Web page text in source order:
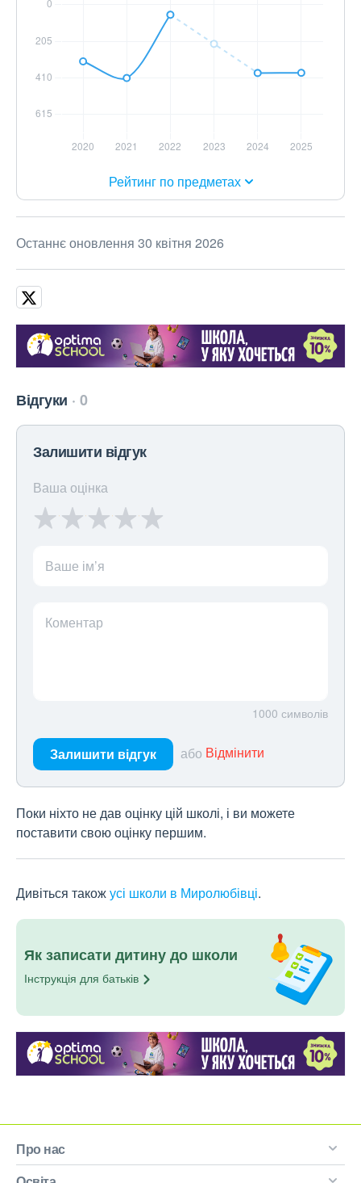
Рейтинг по предметах
Останнє оновлення 30 квітня 2026
Відгуки 0
Залишити відгук
Ваша оцінка
Ваше ім’я
Коментар
1000 символів
Залишити відгук або Відмінити
Поки ніхто не дав оцінку цій школі, і ви можете
поставити свою оцінку першим.
Дивіться такожусі школи в Миролюбівці.
Як записати дитину до школи
Інструкція для батьків
Про нас